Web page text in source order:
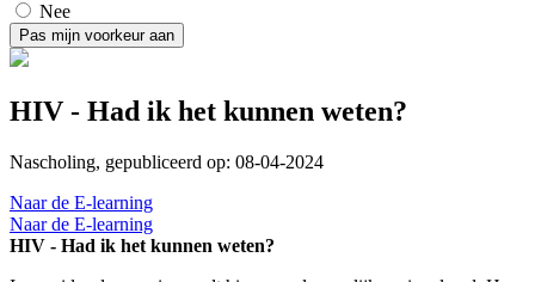
Nee
HIV - Had ik het kunnen weten?
Nascholing, gepubliceerd op: 08-04-2024
Naar de E-learning
Naar de E-learning
HIV - Had ik het kunnen weten?